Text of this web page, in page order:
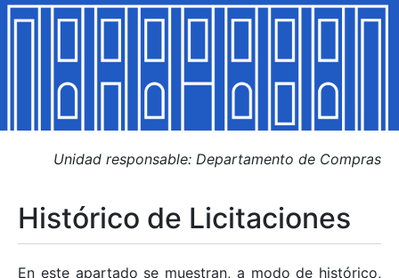
Mostrar/Ocultar
Mostrar/Ocultar
Mostrar/Ocultar
Mostrar/Ocultar
Unidad responsable: Departamento de Compras
Histórico de Licitaciones
En este apartado se muestran, a modo de histórico,